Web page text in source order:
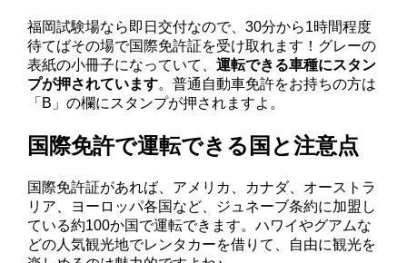
福岡試験場なら即日交付なので、30分から1時間程度
待てばその場で国際免許証を受け取れます！グレーの
表紙の小冊子になっていて、運転できる車種にスタン
プが押されています。普通自動車免許をお持ちの方は
「B」の欄にスタンプが押されますよ。
国際免許で運転できる国と注意点
国際免許証があれば、アメリカ、カナダ、オーストラ
リア、ヨーロッパ各国など、ジュネーブ条約に加盟し
ている約100か国で運転できます。ハワイやグアムな
どの人気観光地でレンタカーを借りて、自由に観光を